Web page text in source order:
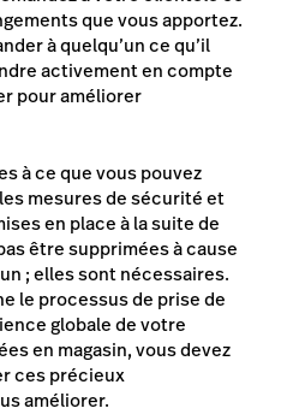
que vous apportez.
à quelqu’un ce qu’il
activement en compte
pour améliorer
à ce que vous pouvez
mesures de sécurité et
en place à la suite de
être supprimées à cause
; elles sont nécessaires.
le processus de prise de
globale de votre
en magasin, vous devez
ces précieux
améliorer.